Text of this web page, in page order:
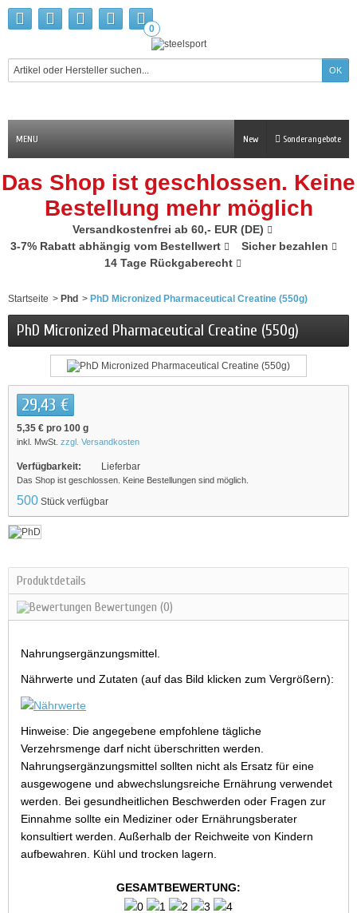
0
MENU Sonderangebote
New
Das Shop ist geschlossen. Keine
Bestellung mehr möglich
Versandkostenfrei ab 60,- EUR (DE)
3-7% Rabatt abhängig vom Bestellwert
Sicher bezahlen
14 Tage Rückgaberecht
Startseite > Phd > PhD Micronized Pharmaceutical Creatine (550g)
PhD Micronized Pharmaceutical Creatine (550g)
29,43 €
5,35 € pro 100 g
inkl. MwSt. zzgl. Versandkosten
Verfügbarkeit: Lieferbar
Das Shop ist geschlossen. Keine Bestellungen sind möglich.
500 Stück verfügbar
Produktdetails
Bewertungen (0)
Nahrungsergänzungsmittel.
Nährwerte und Zutaten (auf das Bild klicken zum Vergrößern):
Hinweise: Die angegebene empfohlene tägliche
Verzehrsmenge darf nicht überschritten werden.
Nahrungsergänzungsmittel sollten nicht als Ersatz für eine
ausgewogene und abwechslungsreiche Ernährung verwendet
werden. Bei gesundheitlichen Beschwerden oder Fragen zur
Einnahme sollte ein Mediziner oder Ernährungsberater
konsultiert werden. Außerhalb der Reichweite von Kindern
aufbewahren. Kühl und trocken lagern.
GESAMTBEWERTUNG: